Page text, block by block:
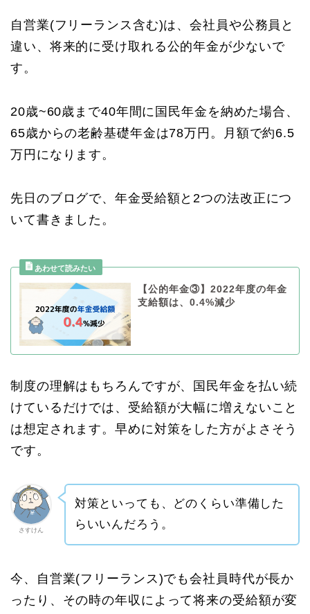
自営業(フリーランス含む)は、会社員や公務員と
違い、将来的に受け取れる公的年金が少ないで
す。
20歳~60歳まで40年間に国民年金を納めた場合、
65歳からの老齢基礎年金は78万円。月額で約6.5
万円になります。
先日のブログで、年金受給額と2つの法改正につ
いて書きました。
【公的年金③】2022年度の年金
支給額は、0.4%減少
制度の理解はもちろんですが、国民年金を払い続
けているだけでは、受給額が大幅に増えないこと
は想定されます。早めに対策をした方がよさそう
です。
さすけん
対策といっても、どのくらい準備した
らいいんだろう。
今、自営業(フリーランス)でも会社員時代が長か
ったり、その時の年収によって将来の受給額が変